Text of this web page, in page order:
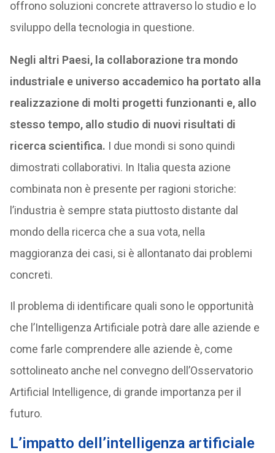
offrono soluzioni concrete attraverso lo studio e lo
sviluppo della tecnologia in questione.
Negli altri Paesi, la collaborazione tra mondo
industriale e universo accademico ha portato alla
realizzazione di molti progetti funzionanti e, allo
stesso tempo, allo studio di nuovi risultati di
ricerca scientifica. I due mondi si sono quindi
dimostrati collaborativi. In Italia questa azione
combinata non è presente per ragioni storiche:
l’industria è sempre stata piuttosto distante dal
mondo della ricerca che a sua vota, nella
maggioranza dei casi, si è allontanato dai problemi
concreti.
Il problema di identificare quali sono le opportunità
che l’Intelligenza Artificiale potrà dare alle aziende e
come farle comprendere alle aziende è, come
sottolineato anche nel convegno dell’Osservatorio
Artificial Intelligence, di grande importanza per il
futuro.
L’impatto dell’intelligenza artificiale